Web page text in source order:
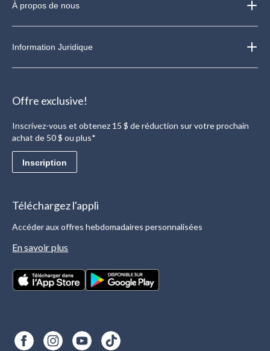
À propos de nous
Information Juridique
Offre exclusive!
Inscrivez-vous et obtenez 15 $ de réduction sur votre prochain
achat de 50 $ ou plus*
Inscription
Téléchargez l'appli
Accéder aux offres hebdomadaires personnalisées
En savoir plus